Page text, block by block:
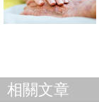
相關文章